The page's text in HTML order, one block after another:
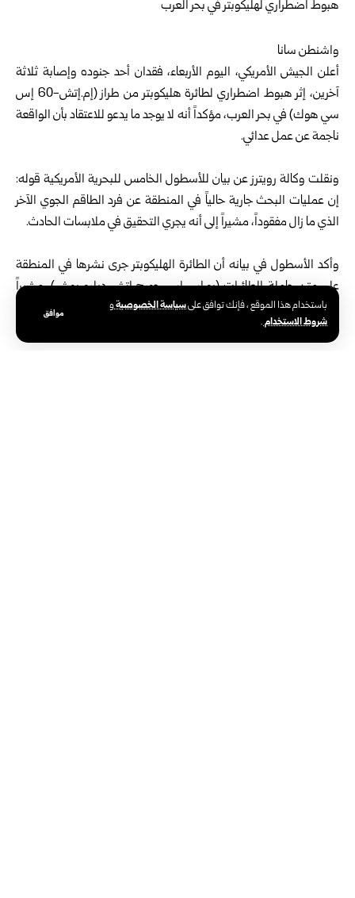
باستخدام هذا الموقع ، فإنك توافق علىسياسة الخصوصيةو
شروط الاستخدام.
موافق
واشنطن سانا
أعلن الجيش الأمريكي، اليوم الأربعاء، فقدان أحد جنوده وإصابة ثلاثة
آخرين، إثر هبوط اضطراري لطائرة هليكوبتر من طراز (إم.إتش-60 إس
سي هوك) في بحر العرب، مؤكداً أنه لا يوجد ما يدعو للاعتقاد بأن الواقعة
ناجمة عن عمل عدائي.
ونقلت وكالة رويترز عن بيان للأسطول الخامس للبحرية الأمريكية قوله:
إن عمليات البحث جارية حالياً في المنطقة عن فرد الطاقم الجوي الآخر
الذي ما زال مفقوداً، مشيراً إلى أنه يجري التحقيق في ملابسات الحادث.
وأكد الأسطول في بيانه أن الطائرة الهليكوبتر جرى نشرها في المنطقة
على متن حاملة الطائرات (يو.إس.إس جورج إتش دبليو بوش)، مشيراً
إلى أن عمليات هبوط الطائرات الهليكوبتر في الماء قد تنطوي على
خطورة كبيرة، حتى بالنسبة للطيارين ذوي الخبرة.